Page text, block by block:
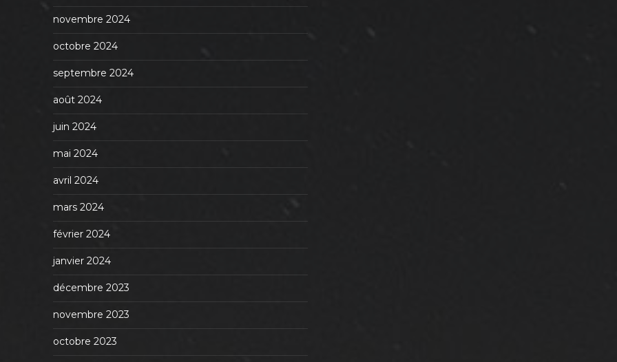
novembre 2024
octobre 2024
septembre 2024
août 2024
juin 2024
mai 2024
avril 2024
mars 2024
février 2024
janvier 2024
décembre 2023
novembre 2023
octobre 2023